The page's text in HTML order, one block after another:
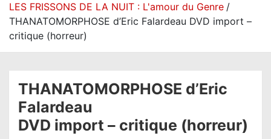
LES FRISSONS DE LA NUIT : L'amour du Genre
THANATOMORPHOSE d’Eric Falardeau DVD import –
critique (horreur)
THANATOMORPHOSE d’Eric
Falardeau
DVD import – critique (horreur)